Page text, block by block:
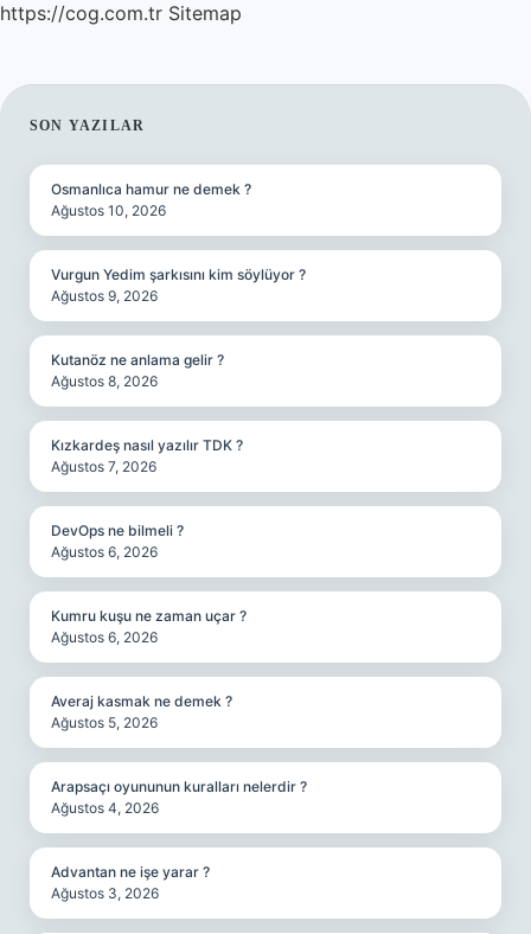
https://cog.com.tr Sitemap
SIDEBAR
SON YAZILAR
Osmanlıca hamur ne demek ?
Ağustos 10, 2026
Vurgun Yedim şarkısını kim söylüyor ?
Ağustos 9, 2026
Kutanöz ne anlama gelir ?
Ağustos 8, 2026
Kızkardeş nasıl yazılır TDK ?
Ağustos 7, 2026
DevOps ne bilmeli ?
Ağustos 6, 2026
Kumru kuşu ne zaman uçar ?
Ağustos 6, 2026
Averaj kasmak ne demek ?
Ağustos 5, 2026
Arapsaçı oyununun kuralları nelerdir ?
Ağustos 4, 2026
Advantan ne işe yarar ?
Ağustos 3, 2026